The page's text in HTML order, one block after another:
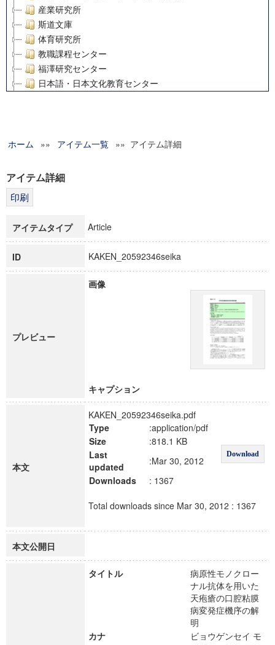
産業研究所
斯道文庫
体育研究所
教職課程センター
福澤研究センター
日本語・日本文化教育センター
グローバルリサーチインスティテュート
科学研究費補助金研究成果報告書
博士課程教育リーディングプログラム「超成熟社会発展のサ
ホーム »» アイテム一覧 »» アイテム詳細
アイテム詳細
アイテムタイプ Article
ID KAKEN_20592346seika
プレビュー
画像
キャプション
本文
KAKEN_20592346seika.pdf
Type
:application/pdf
Download
Size
:818.1 KB
Last
updated
:Mar 30, 2012
Downloads
: 1367
Total downloads since Mar 30, 2012 : 1367
本文公開日
タイトル
病原性モノクロー
ナル抗体を用いた
天疱瘡の口腔粘膜
病変発症機序の解
明
カナ
ビョウゲンセイ モ